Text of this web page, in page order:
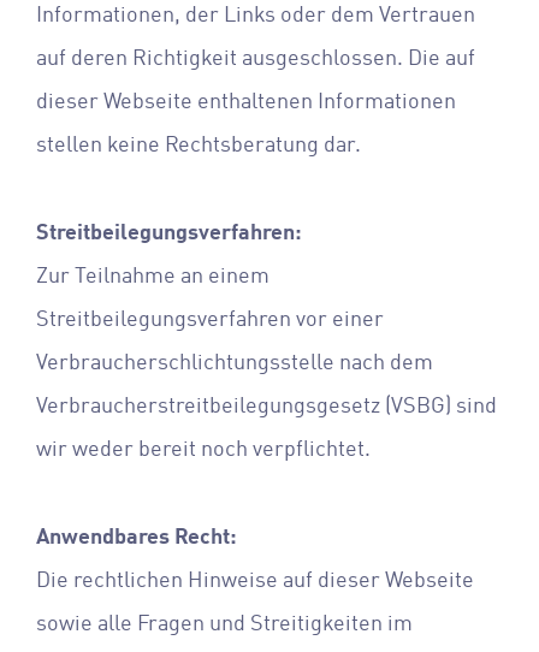
Informationen, der Links oder dem Vertrauen
auf deren Richtigkeit ausgeschlossen. Die auf
dieser Webseite enthaltenen Informationen
stellen keine Rechtsberatung dar.
Streitbeilegungsverfahren:
Zur Teilnahme an einem
Streitbeilegungsverfahren vor einer
Verbraucherschlichtungsstelle nach dem
Verbraucherstreitbeilegungsgesetz (VSBG) sind
wir weder bereit noch verpflichtet.
Anwendbares Recht:
Die rechtlichen Hinweise auf dieser Webseite
sowie alle Fragen und Streitigkeiten im